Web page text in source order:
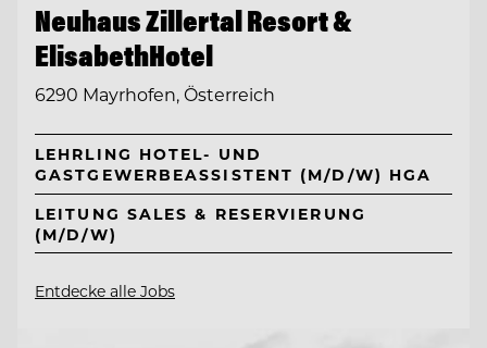
Neuhaus Zillertal Resort &
ElisabethHotel
6290 Mayrhofen, Österreich
LEHRLING HOTEL- UND
GASTGEWERBEASSISTENT (M/D/W) HGA
LEITUNG SALES & RESERVIERUNG
(M/D/W)
Entdecke alle Jobs